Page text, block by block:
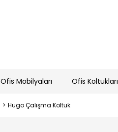
Ofis Mobilyaları Ofis Koltukları
Hugo Çalışma Koltuk